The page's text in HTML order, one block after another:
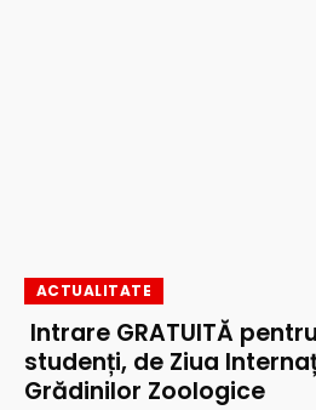
ACTUALITATE
Intrare GRATUITĂ
studenți, de Ziua
Grădinilor Zoologice